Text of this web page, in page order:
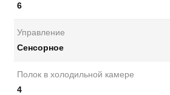
6
Управление
Сенсорное
Полок в холодильной камере
4